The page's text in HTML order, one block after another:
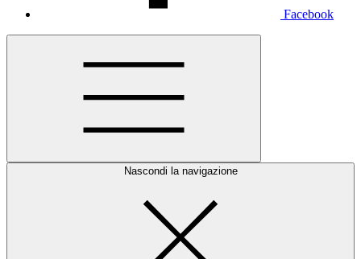
Facebook
Nascondi la navigazione